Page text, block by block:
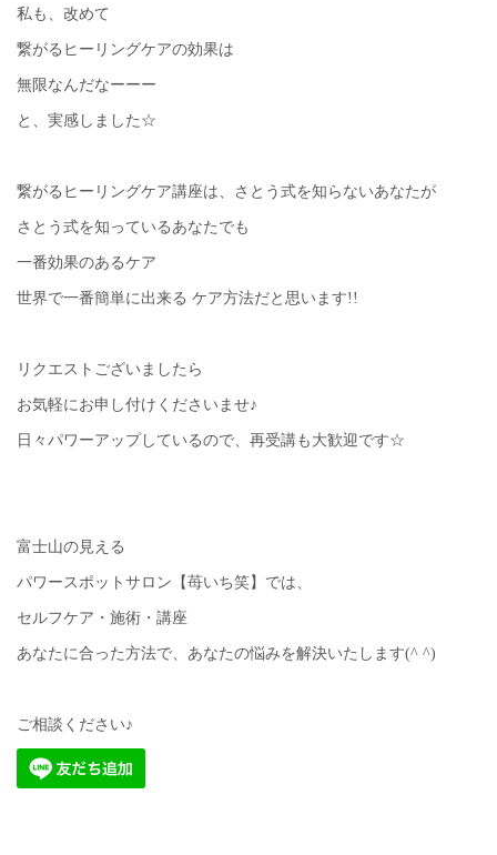
私も、改めて
繋がるヒーリングケアの効果は
無限なんだなーーー
と、実感しました☆
繋がるヒーリングケア講座は、さとう式を知らないあなたが
さとう式を知っているあなたでも
一番効果のあるケア
世界で一番簡単に出来る ケア方法だと思います!!
リクエストございましたら
お気軽にお申し付けくださいませ♪
日々パワーアップしているので、再受講も大歓迎です☆
富士山の見える
パワースポットサロン【苺いち笑】では、
セルフケア・施術・講座
あなたに合った方法で、あなたの悩みを解決いたします(^ ^)
ご相談ください♪